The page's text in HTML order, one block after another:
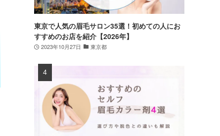
東京で人気の眉毛サロン35選！初めての人にお
すすめのお店を紹介【2026年】
2023年10月27日 東京都